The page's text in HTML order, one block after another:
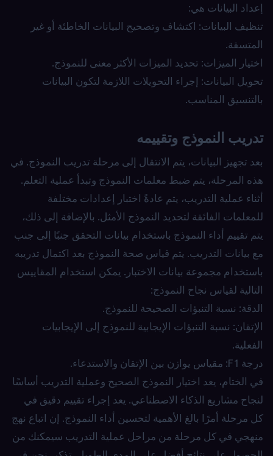
إعداد البيانات هي:
تنظيف البيانات: اكتشاف وتصحيح البيانات الخاطئة أو غير
المتسقة.
اختيار الميزات: تحديد الميزات الأكثر معنى للنموذج.
تحويل البيانات: إجراء التحويلات اللازمة لتكون البيانات
بالتنسيق المناسب.
تدريب النموذج وتقييمه
بعد تجهيز البيانات، يتم الانتقال إلى مرحلة تدريب النموذج. في
هذه المرحلة، يتم ضبط معلمات النموذج وتبدأ عملية التعلم.
أثناء عملية التدريب، يتم عادةً اختبار إعدادات مختلفة
للمعلمات الفائقة لتحديد النموذج الأمثل. بالإضافة إلى ذلك،
يتم تقييم أداء النموذج باستخدام بيانات التحقق جنبًا إلى جنب
مع بيانات التدريب. يتم قياس صحة النموذج بعد اكتمال تدريبه
باستخدام مجموعة بيانات الاختبار. يمكن استخدام المقاييس
التالية لقياس نجاح النموذج:
الدقة: نسبة التنبؤات الصحيحة للنموذج.
الإتقان: نسبة التنبؤات الإيجابية للنموذج إلى الإيجابيات
الفعلية.
درجة F1: مقياس يوازن بين الإتقان والاستدعاء.
في الختام، يعد اختيار النموذج الصحيح وعملية التدريب أساسًا
لنجاح مشاريع الذكاء الاصطناعي. يعد إجراء تقييم دقيق في
كل مرحلة أمرًا بالغ الأهمية لتحسين أداء النموذج. إن اتباع نهج
منهجي في كل مرحلة من مراحل عملية التدريب سيمكنك من